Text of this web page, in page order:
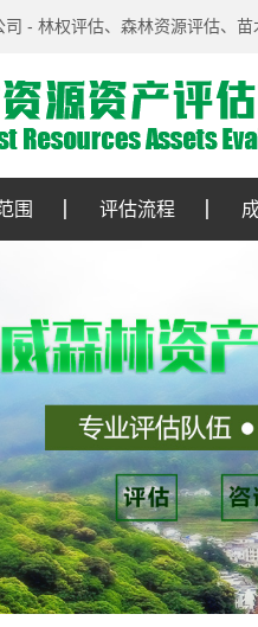
- 林权评估、森林资源评估、
围 评估流程